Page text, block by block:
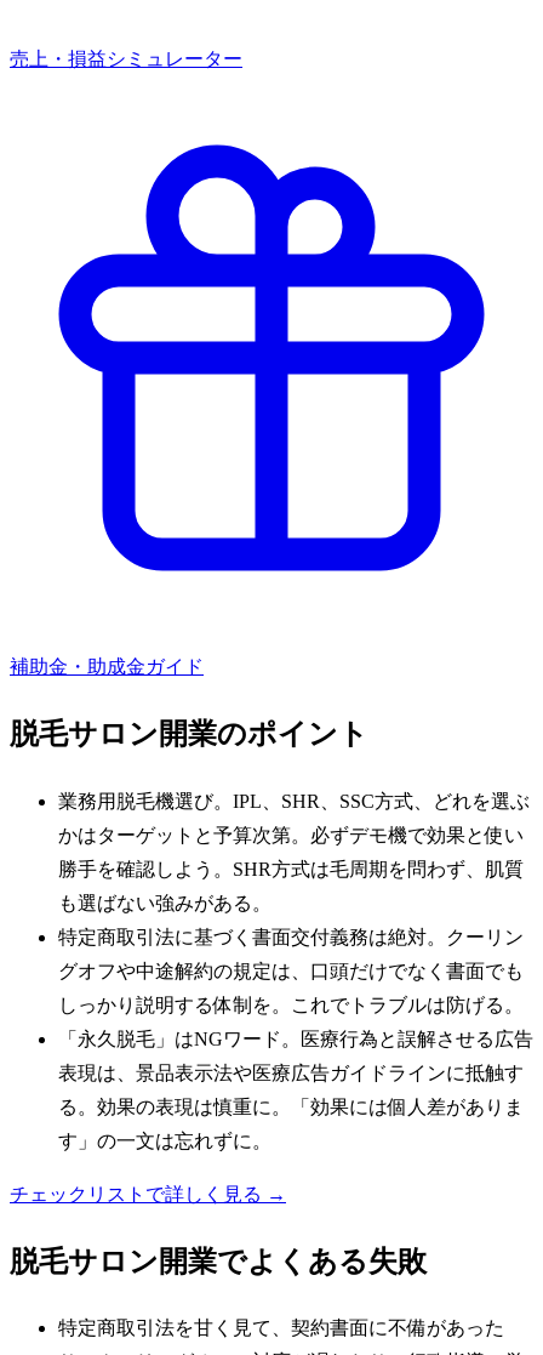
売上・損益シミュレーター
補助金・助成金ガイド
脱毛サロン 開業のポイント
業務用脱毛機選び。IPL、SHR、SSC方式、どれを選ぶ
かはターゲットと予算次第。必ずデモ機で効果と使い
勝手を確認しよう。SHR方式は毛周期を問わず、肌質
も選ばない強みがある。
特定商取引法に基づく書面交付義務は絶対。クーリン
グオフや中途解約の規定は、口頭だけでなく書面でも
しっかり説明する体制を。これでトラブルは防げる。
「永久脱毛」はNGワード。医療行為と誤解させる広告
表現は、景品表示法や医療広告ガイドラインに抵触す
る。効果の表現は慎重に。「効果には個人差がありま
す」の一文は忘れずに。
チェックリストで詳しく見る →
脱毛サロン 開業でよくある失敗
特定商取引法を甘く見て、契約書面に不備があった